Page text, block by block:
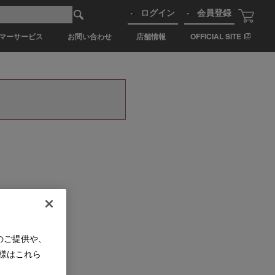
ーサービス お問い合わせ 店舗情報 OFFICIAL SITE
ログイン 会員登録
提供や、
はこれら